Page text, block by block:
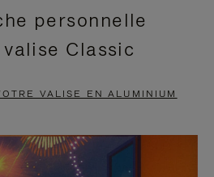
personnelle
Classic
VALISE EN ALUMINIUM